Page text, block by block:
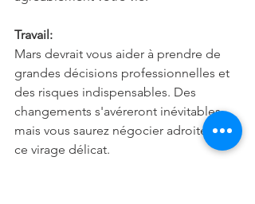
Travail:
Mars devrait vous aider à prendre de
grandes décisions professionnelles et
des risques indispensables. Des
changements s'avéreront inévitables,
mais vous saurez négocier adroitement
ce virage délicat.